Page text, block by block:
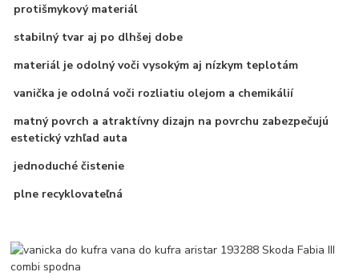
protišmykový materiál
stabilný tvar aj po dlhšej dobe
materiál je odolný voči vysokým aj nízkym teplotám
vanička je odolná voči rozliatiu olejom a chemikálií
matný povrch a atraktívny dizajn na povrchu zabezpečujú
estetický vzhľad auta
jednoduché čistenie
plne recyklovateľná